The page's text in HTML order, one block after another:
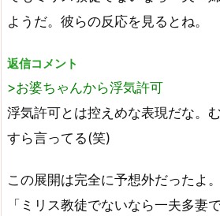
ようだ。彼らの反応を見るとね。
返信コメント
>お婆ちゃんから浮気許可
浮気許可とは控えめな表現だな。
すら言ってる(笑)
この展開は完全に予想外だったよ。
「ミリス教徒でないなら一夫多妻